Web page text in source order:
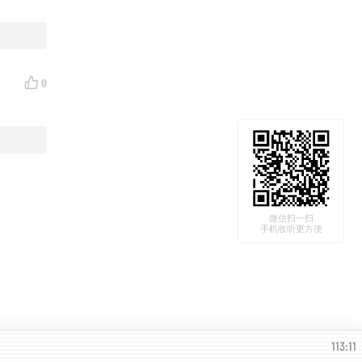
0
微信扫一扫
手机收听更方便
113:11